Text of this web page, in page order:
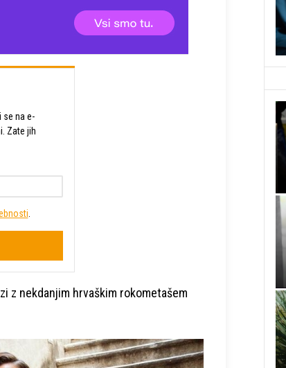
se na e-
Zate jih
z nekdanjim hrvaškim rokometašem